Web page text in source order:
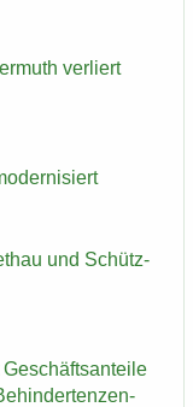
ver­liert
und Schütz­